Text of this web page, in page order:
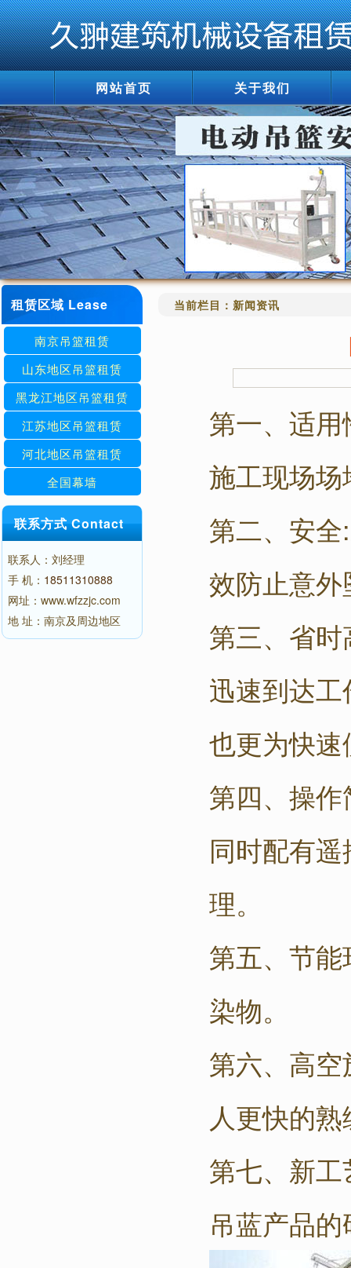
网站首页 关于我们
租赁区域 Lease
南京吊篮租赁
山东地区吊篮租赁
黑龙江地区吊篮租赁
江苏地区吊篮租赁
河北地区吊篮租赁
全国幕墙
联系方式 Contact
联系人：刘经理
手 机： 18511310888
网址：www.wfzzjc.com
地 址：南京及周边地区
当前栏目： 新闻资讯
第一、适
施工现场
第二、安
效防止意
第三、省
迅速到达
也更为快
第四、操
同时配有
理。
第五、节
染物。
第六、高
人更快的
第七、新
吊蓝产品